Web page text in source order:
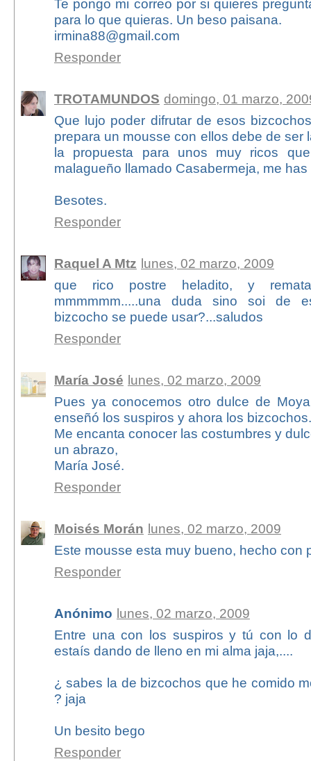
Te pongo mi correo por si quieres
para lo que quieras. Un beso paisana.
irmina88@gmail.com
Responder
TROTAMUNDOS domingo, 01 marzo,
Que lujo poder difrutar de esos
prepara un mousse con ellos debe de ser
la propuesta para unos muy ricos
malagueño llamado Casabermeja, me
Besotes.
Responder
Raquel A Mtz lunes, 02 marzo, 2009
que rico postre heladito, y
mmmmmm.....una duda sino soi de
bizcocho se puede usar?...saludos
Responder
María José lunes, 02 marzo, 2009
Pues ya conocemos otro dulce de
enseñó los suspiros y ahora los bizcochos.
Me encanta conocer las costumbres y
un abrazo,
María José.
Responder
Moisés Morán lunes, 02 marzo, 2009
Este mousse esta muy bueno, hecho con
Responder
Anónimo lunes, 02 marzo, 2009
Entre una con los suspiros y tú con lo
estaís dando de lleno en mi alma jaja,....
¿ sabes la de bizcochos que he comido
? jaja
Un besito bego
Responder